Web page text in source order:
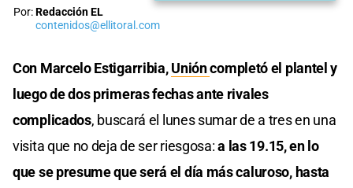
Por:Redacción EL
contenidos@ellitoral.com
Con Marcelo Estigarribia,Unióncompletó el plantel y
luego de dos primeras fechas ante rivales
complicados, buscará el lunes sumar de a tres en una
visita que no deja de ser riesgosa:a las 19.15, en lo
que se presume que será el día más caluroso, hasta